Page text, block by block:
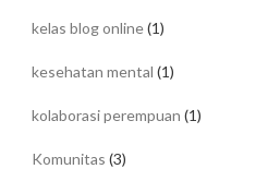
kelas blog online(1)
kesehatan mental (1)
kolaborasi perempuan (1)
Komunitas (3)